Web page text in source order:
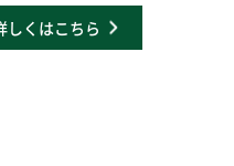
しくはこちら